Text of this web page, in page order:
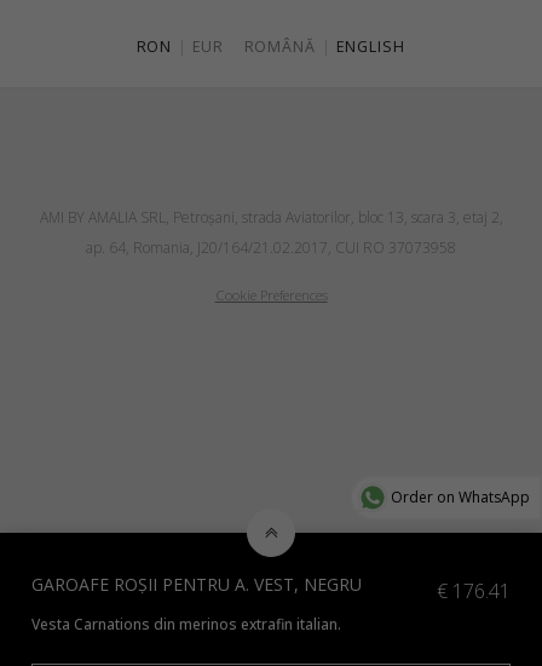
GAROAFE ROȘII PENTRU A. VEST, NEGRU € 176.41
Vesta Carnations din merinos extrafin italian.
*Verificați culorile suplimentare disponibileaicisau contactați-ne la
RON EUR ROMÂNĂ ENGLISH
AMI BY AMALIA SRL, Petroşani, strada Aviatorilor, bloc 13, scara 3, etaj 2,
ap. 64, Romania, J20/164/21.02.2017, CUI RO 37073958
Cookie Preferences
Order on WhatsApp